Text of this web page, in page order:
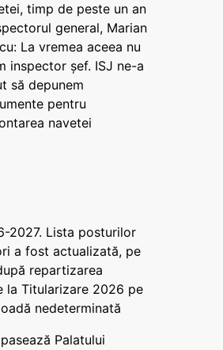
timp de peste un an
general, Marian
La vremea aceea nu
inspector șef. ISJ ne-a
să depunem
pentru
navetei
2027. Lista posturilor
a fost actualizată, pe
repartizarea
la Titularizare 2026 pe
nedeterminată
Palatului